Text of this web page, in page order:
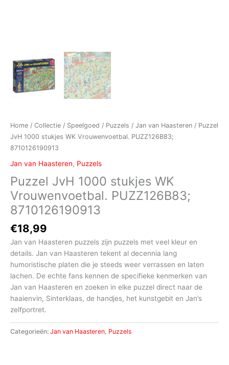
Home / Collectie / Speelgoed / Puzzels / Jan van Haasteren / Puzzel
JvH 1000 stukjes WK Vrouwenvoetbal. PUZZ126B83;
8710126190913
Jan van Haasteren, Puzzels
Puzzel JvH 1000 stukjes WK
Vrouwenvoetbal. PUZZ126B83;
8710126190913
€18,99
Jan van Haasteren puzzels zijn puzzels met veel kleur en
details. Jan van Haasteren tekent al decennia lang
humoristische platen die je steeds weer verrassen en laten
lachen. De echte fans kennen de specifieke kenmerken van
Jan van Haasteren en zoeken in elke puzzel direct naar de
haaienvin, Sinterklaas, de handjes, het kunstgebit en Jan’s
zelfportret.
Categorieën: Jan van Haasteren, Puzzels